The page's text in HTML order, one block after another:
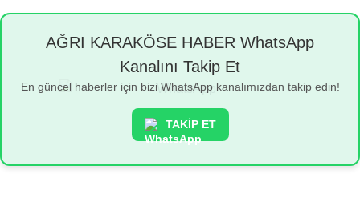
AĞRI KARAKÖSE HABER WhatsApp
Kanalını Takip Et
En güncel haberler için bizi WhatsApp kanalımızdan takip edin!
TAKİP ET